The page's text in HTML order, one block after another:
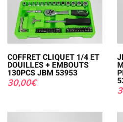
COFFRET CLIQUET 1/4 ET
DOUILLES + EMBOUTS
130PCS JBM 53953
30,00€